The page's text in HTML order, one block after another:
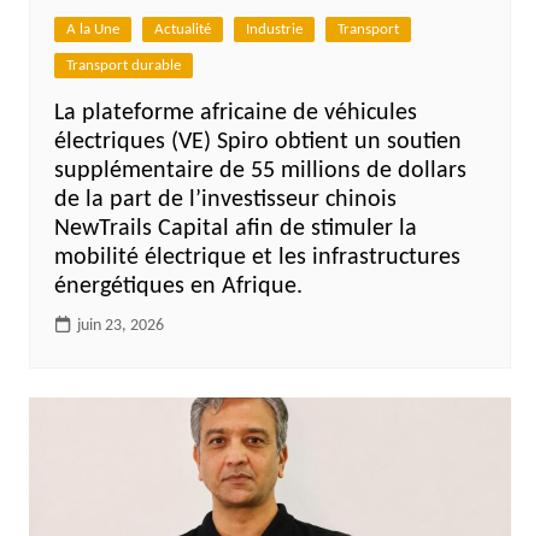
A la Une Actualité Industrie Transport
Transport durable
La plateforme africaine de véhicules
électriques (VE) Spiro obtient un soutien
supplémentaire de 55 millions de dollars
de la part de l’investisseur chinois
NewTrails Capital afin de stimuler la
mobilité électrique et les infrastructures
énergétiques en Afrique.
juin 23, 2026